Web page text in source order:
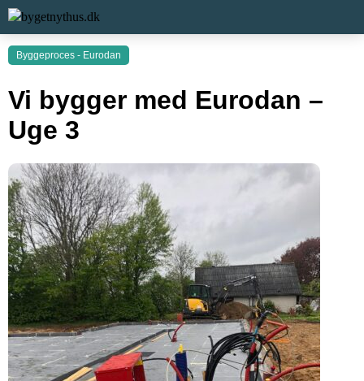
Byggeproces - Eurodan
Vi bygger med Eurodan –
Uge 3